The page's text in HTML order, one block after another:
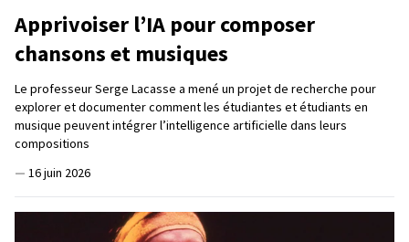
Apprivoiser l’IA pour composer
chansons et musiques
Le professeur Serge Lacasse a mené un projet de recherche pour
explorer et documenter comment les étudiantes et étudiants en
musique peuvent intégrer l’intelligence artificielle dans leurs
compositions
— 16 juin 2026